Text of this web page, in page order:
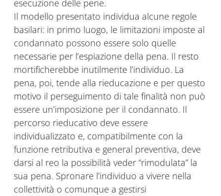
esecuzione delle pene.
Il modello presentato individua alcune regole
basilari: in primo luogo, le limitazioni imposte al
condannato possono essere solo quelle
necessarie per l’espiazione della pena. Il resto
mortificherebbe inutilmente l’individuo. La
pena, poi, tende alla rieducazione e per questo
motivo il perseguimento di tale finalità non può
essere un’imposizione per il condannato. Il
percorso rieducativo deve essere
individualizzato e, compatibilmente con la
funzione retributiva e general preventiva, deve
darsi al reo la possibilità veder “rimodulata” la
sua pena. Spronare l’individuo a vivere nella
collettività o comunque a gestirsi